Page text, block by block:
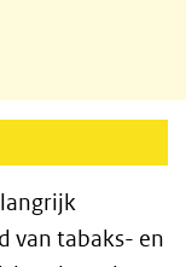
van tabaks- en